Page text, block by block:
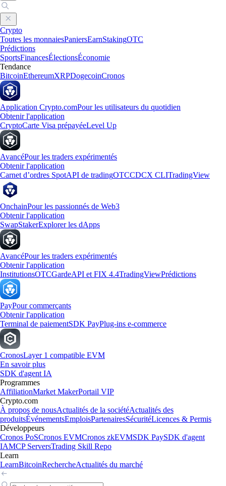
Crypto
Toutes les monnaiesPaniersEarnStakingOTC
Prédictions
SportsFinancesÉlectionsÉconomie
Tendance
BitcoinEthereumXRPDogecoinCronos
Application Crypto.comPour les utilisateurs du quotidien
Obtenir l'application
CryptoCarte Visa prépayéeLevel Up
AvancéPour les traders expérimentés
Obtenir l'application
Carnet d’ordres SpotAPI de tradingOTCCDCX CLITradingView
OnchainPour les passionnés de Web3
Obtenir l'application
SwapStakerExplorer les dApps
AvancéPour les traders expérimentés
Obtenir l'application
InstitutionsOTCGardeAPI et FIX 4.4TradingViewPrédictions
PayPour commerçants
Obtenir l'application
Terminal de paiementSDK PayPlug-ins e-commerce
CronosLayer 1 compatible EVM
En savoir plus
SDK d'agent IA
Programmes
AffiliationMarket MakerPortail VIP
Crypto.com
À propos de nousActualités de la sociétéActualités des
produitsÉvénementsEmploisPartenairesSécuritéLicences & Permis
Développeurs
Cronos PoSCronos EVMCronos zkEVMSDK PaySDK d'agent
IAMCP ServersTrading Skill Repo
Learn
LearnBitcoinRechercheActualités du marché